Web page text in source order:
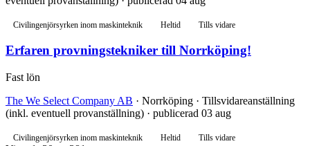
Civilingenjörsyrken inom maskinteknik Heltid Tills vidare
Erfaren provningstekniker till Norrköping!
Fast lön
The We Select Company AB · Norrköping · Tillsvidareanställning
(inkl. eventuell provanställning) · publicerad 03 aug
Civilingenjörsyrken inom maskinteknik Heltid Tills vidare